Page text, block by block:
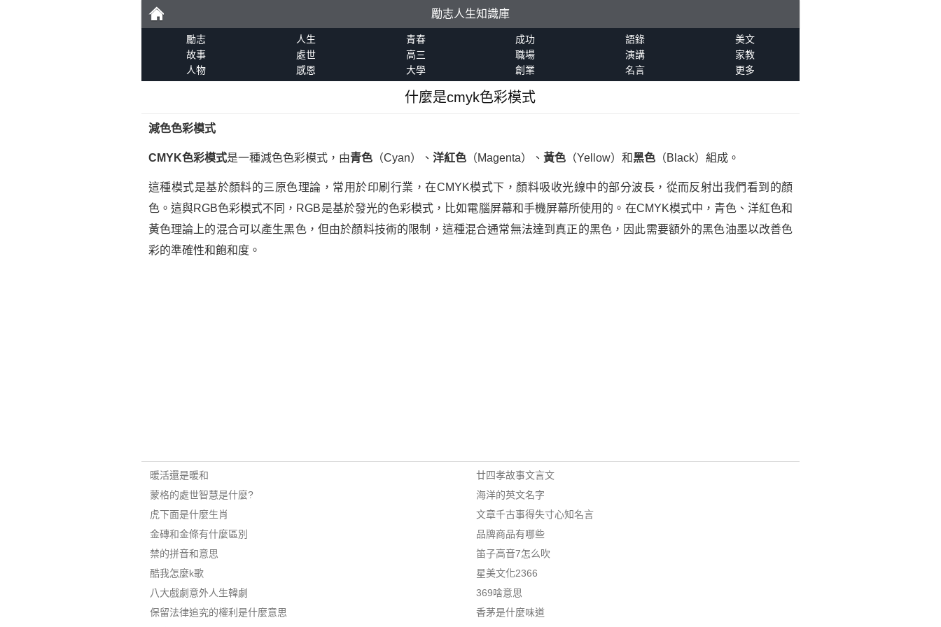
勵
勵志人生知識庫
勵志 人生 青春 成功 語錄
美文
故事
處世 高三 職場 演講
家教
人物
感恩 大學 創業 名言 更多
什麼是cmyk色彩模式
減色色彩模式
CMYK色彩模式是一種減色色彩模式，由青色（Cyan）、 洋紅色（Magenta）、 黃色（Yellow）和黑色（Black）組成。
這種模式是基於顏料的三原色理論，常用於印刷行業，在CMYK模式下，顏料吸收光線中的部分波長，從而反射出我們看到的顏
色。這與RGB色彩模式不同，RGB是基於發光的色彩模式，比如電腦屏幕和手機屏幕所使用的。在CMYK模式中，青色、洋紅色和
黃色理論上的混合可以產生黑色，但由於顏料技術的限制，這種混合通常無法達到真正的黑色，因此需要額外的黑色油墨以改善色
彩的準確性和飽和度。
暖活還是暖和
蒙格的處世智慧是什麼?
虎下面是什麼生肖
金磚和金條有什麼區別
禁的拼音和意思
酷我怎麼k歌
八大戲劇意外人生韓劇
保留法律追究的權利是什麼意思
廿四孝故事文言文
海洋的英文名字
文章千古事得失寸心知名言
品牌商品有哪些
笛子高音7怎么吹
星美文化2366
369啥意思
香茅是什麼味道